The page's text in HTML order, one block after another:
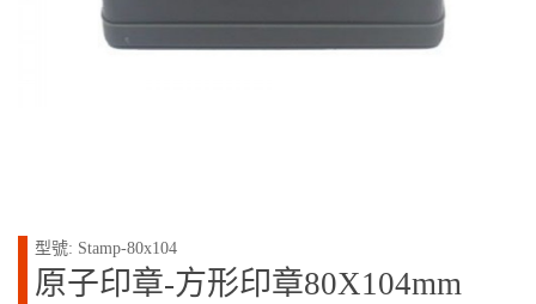
型號: Stamp-80x104
原子印章-方形印章80X104mm